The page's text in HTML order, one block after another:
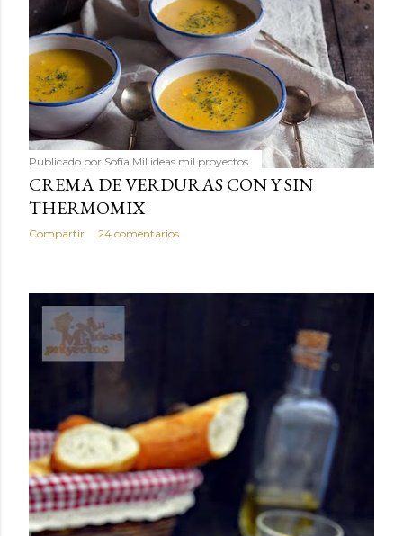
Publicado por Sofía Mil ideas mil proyectos
CREMA DE VERDURAS CON Y SIN
THERMOMIX
Compartir 24 comentarios